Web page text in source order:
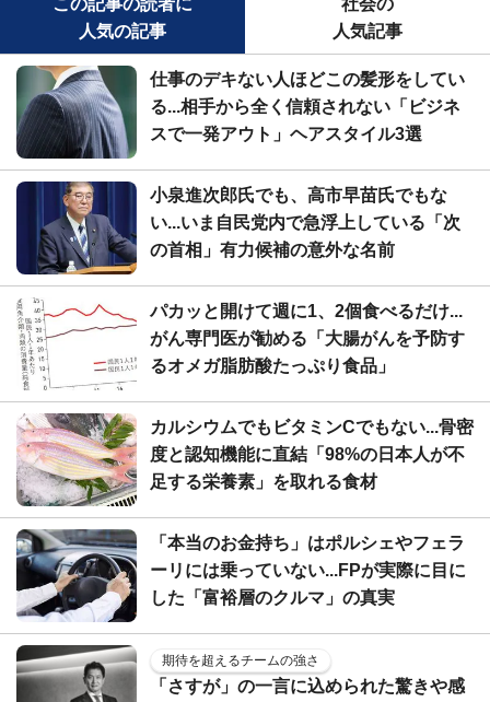
人気の記事
人気記事
仕事のデキない人ほどこの髪形をしてい
る...相手から全く信頼されない「ビジネ
スで一発アウト」ヘアスタイル3選
小泉進次郎氏でも、高市早苗氏でもな
い...いま自民党内で急浮上している「次
の首相」有力候補の意外な名前
パカッと開けて週に1、2個食べるだけ...
がん専門医が勧める「大腸がんを予防す
るオメガ脂肪酸たっぷり食品」
カルシウムでもビタミンCでもない...骨密
度と認知機能に直結「98%の日本人が不
足する栄養素」を取れる食材
「本当のお金持ち」はポルシェやフェラ
ーリには乗っていない...FPが実際に目に
した「富裕層のクルマ」の真実
期待を超えるチームの強さ
「さすが」の一言に込められた驚きや感